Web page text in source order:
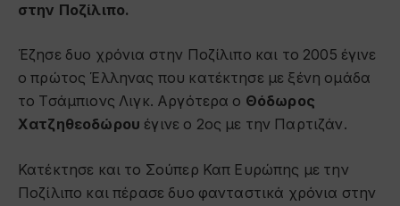
στην Ποζίλιπο.
Έζησε δυο χρόνια στην Ποζίλιπο και το 2005 έγινε
ο πρώτος Έλληνας που κατέκτησε με ξένη ομάδα
το Τσάμπιονς Λιγκ. Αργότερα ο Θόδωρος
Χατζηθεοδώρου έγινε ο 2ος με την Παρτιζάν.
Κατέκτησε και το Σούπερ Καπ Ευρώπης με την
Ποζίλιπο και πέρασε δυο φανταστικά χρόνια στην